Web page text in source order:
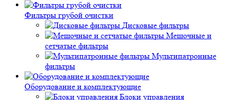
Фильтры грубой очистки
Дисковые фильтры
Мешочные и
сетчатые фильтры
Мультипатронные
фильтры
Оборудование и комплектующие
Блоки управления